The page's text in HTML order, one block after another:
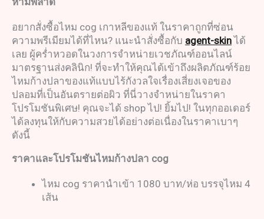
อยากสั่งซื้อไหม cog เกาหลีของแท้ ในราคาถูกที่ซ่อน
ความพรีเมียมได้ที่ไหน? แนะนำสั่งซื้อกับ agent-skinได้
เลย ผู้คร่ำหวอดในวงการจำหน่ายเวชภัณฑ์ออนไลน์
มาตรฐานส่งคลินิก! ที่จะทำให้คุณได้เข้าถึงผลิตภัณฑ์ร้อย
ไหมก้างปลาของแท้แบบไร้กังวลใจเรื่องเสี่ยงเจอของ
ปลอมที่เป็นอันตรายต่อผิว ที่นี่วางจำหน่ายในราคา
โปรโมชันพิเศษ! คุณจะได้ shop ไป! ยิ้มไป! ในทุกออเดอร์
ได้ลงทุนให้กับความสวยได้อย่างต่อเนื่องในราคาเบาๆ
ดังนี้
ราคาและโปรโมชันไหมก้างปลา cog
ไหม cog ราคานำเข้า 1080 บาท/ห่อ บรรจุไหม 4
เส้น